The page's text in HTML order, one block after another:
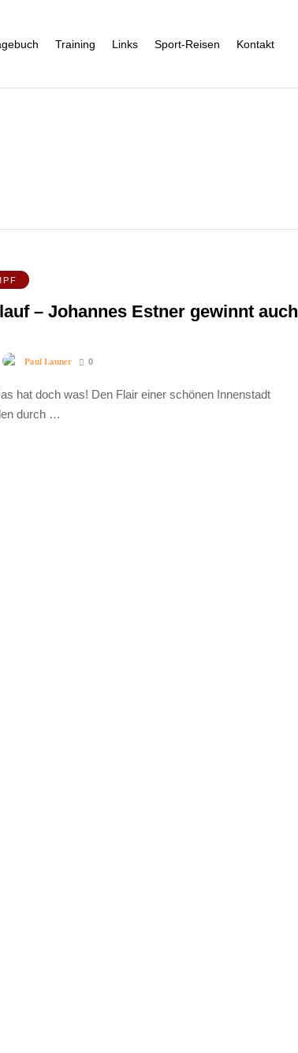
Training Links Sport-Reisen Kontakt
– Johannes Estner gewinnt auch
Paul Launer 0
hat doch was! Den Flair einer schönen Innenstadt
durch …